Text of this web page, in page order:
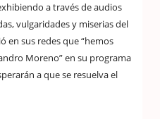
a través de audios
vulgaridades y miserias del
en sus redes que “hemos
Moreno” en su programa
a que se resuelva el